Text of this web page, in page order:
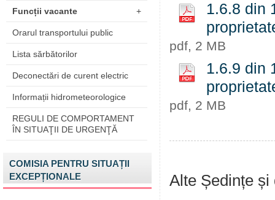
Funcții vacante +
Orarul transportului public
Lista sărbătorilor
Deconectări de curent electric
Informații hidrometeorologice
REGULI DE COMPORTAMENT
ÎN SITUAŢII DE URGENŢĂ
COMISIA PENTRU SITUAȚII
EXCEPȚIONALE
1.6.8 din
pdf, 2 MB
1.6.9 din
pdf, 2 MB
Alte Ședințe și